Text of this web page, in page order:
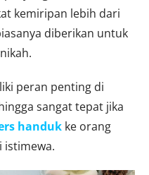
kemiripan lebih dari
diberikan untuk
peran penting di
sangat tepat jika
handuk ke orang
istimewa.